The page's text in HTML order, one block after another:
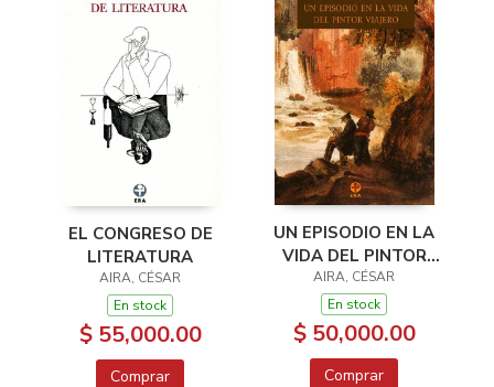
EL CONGRESO DE
LITERATURA
AIRA, CÉSAR
En stock
$ 55,000.00
Comprar
UN EPISODIO EN LA
VIDA DEL PINTOR
VIAJERO
AIRA, CÉSAR
En stock
$ 50,000.00
Comprar